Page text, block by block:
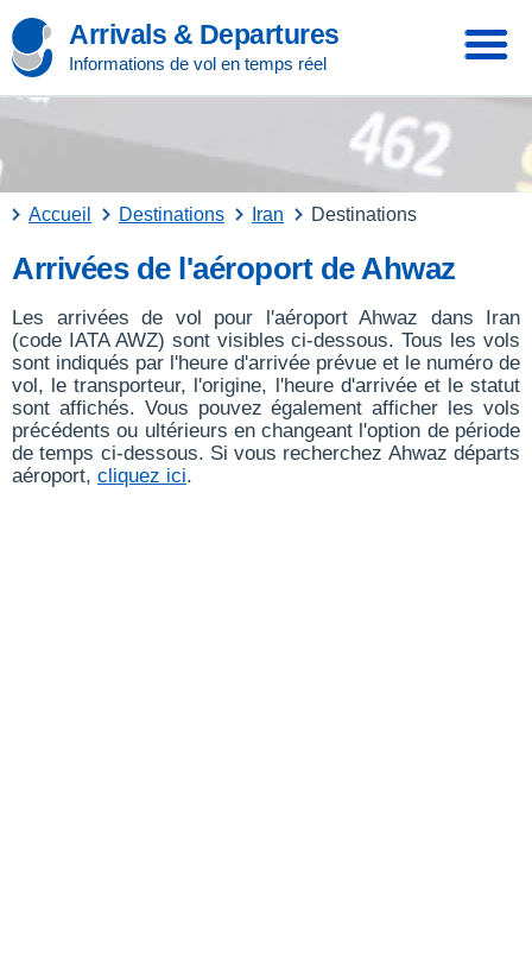
Arrivals & Departures
Informations de vol en temps réel
Accueil Destinations Iran Destinations
Arrivées de l'aéroport de Ahwaz
Les arrivées de vol pour l'aéroport Ahwaz dans Iran
(code IATA AWZ) sont visibles ci-dessous. Tous les vols
sont indiqués par l'heure d'arrivée prévue et le numéro de
vol, le transporteur, l'origine, l'heure d'arrivée et le statut
sont affichés. Vous pouvez également afficher les vols
précédents ou ultérieurs en changeant l'option de période
de temps ci-dessous. Si vous recherchez Ahwaz départs
aéroport, cliquez ici.